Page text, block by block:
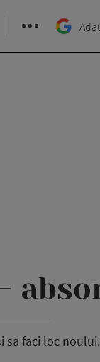
faci loc